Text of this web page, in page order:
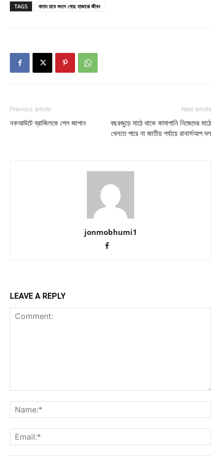
TAGS বাদাম চাষে বদলে গেছে হাজারো জীবন
Previous article
নকআউটে ব্রাজিলকে পেল জাপান
Next article
বছরজুড়ে মাঠে থাকে কাদাপানি নিজেদের মাঠে
খেলতে পারে না জাতীয় পর্যায়ে রানার্সআপ দল
jonmobhumi1
LEAVE A REPLY